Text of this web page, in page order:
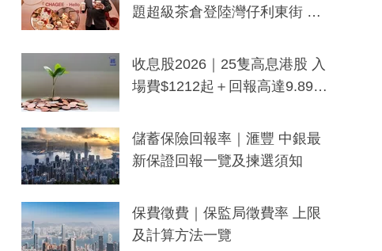
題超級茶倉登陸灣仔利東街 推
y及香港限定特調系列
收息股2026｜25隻高息港股 入
場費$1212起＋回報高達9.89
儲蓄保險回報率｜滙豐 中銀最
新保證回報一覽及揀選須知
保費徵費｜保監局徵費率 上限
及計算方法一覽